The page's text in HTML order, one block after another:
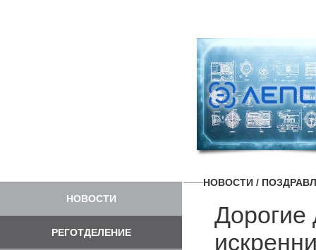
НОВОСТИ
РЕГОТДЕЛЕНИЕ
НОВОСТИ /
Дорогие